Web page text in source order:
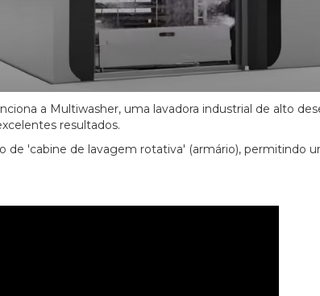
a Multiwasher, uma lavadora industrial de alto
resultados.
de 'cabine de lavagem rotativa' (armário), permitindo